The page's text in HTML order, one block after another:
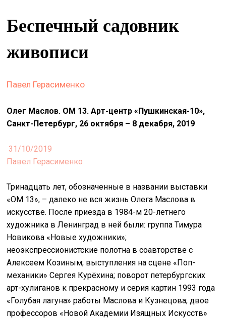
искать
Беспечный садовник
живописи
Павел Герасименко
Олег Маслов. ОМ 13. Арт-центр «Пушкинская-10»,
Санкт-Петербург, 26 октября – 8 декабря, 2019
31/10/2019
Павел Герасименко
Тринадцать лет, обозначенные в названии выставки
«ОМ 13», – далеко не вся жизнь Олега Маслова в
искусстве. После приезда в 1984-м 20-летнего
художника в Ленинград в ней были: группа Тимура
Новикова «Новые художники»;
неоэкспрессионистские полотна в соавторстве с
Алексеем Козиным; выступления на сцене «Поп-
механики» Сергея Курёхина; поворот петербургских
арт-хулиганов к прекрасному и серия картин 1993 года
«Голубая лагуна» работы Маслова и Кузнецова; двое
профессоров «Новой Академии Изящных Искусств»